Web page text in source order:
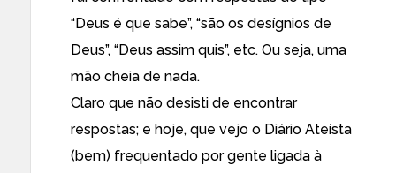
“Deus é que sabe”, “são os desígnios de
Deus”, “Deus assim quis”, etc. Ou seja, uma
mão cheia de nada.
Claro que não desisti de encontrar
respostas; e hoje, que vejo o Diário Ateísta
(bem) frequentado por gente ligada à